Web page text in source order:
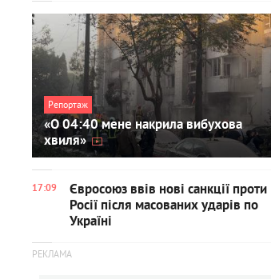
Репортаж
«О 04:40 мене накрила вибухова
хвиля»
17:09
Євросоюз ввів нові санкції проти
Росії після масованих ударів по
Україні